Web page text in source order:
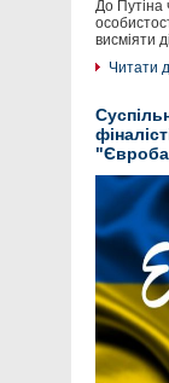
До Путіна
висміяти
Читати